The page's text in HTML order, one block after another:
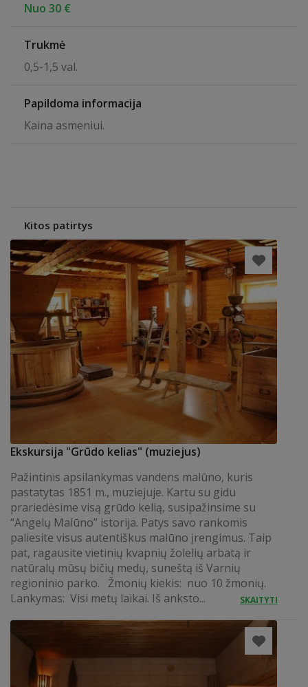
Nuo 30 €
Trukmė
0,5-1,5 val.
Papildoma informacija
Kaina asmeniui.
Kitos patirtys
Ekskursija "Grūdo kelias" (muziejus)
Pažintinis apsilankymas vandens malūno, kuris
pastatytas 1851 m., muziejuje. Kartu su gidu
prariedėsime visą grūdo kelią, susipažinsime su
“Angelų Malūno” istorija. Patys savo rankomis
paliesite visus autentiškus malūno įrengimus. Taip
pat, ragausite vietinių kvapnių žolelių arbatą ir
natūralų mūsų bičių medų, suneštą iš Varnių
regioninio parko. Žmonių kiekis: nuo 10 žmonių.
Lankymas: Visi metų laikai. Iš anksto...
SKAITYTI